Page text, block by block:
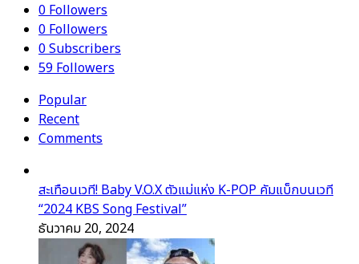
0Followers
0Followers
0Subscribers
59Followers
Popular
Recent
Comments
สะเทือนเวที! Baby V.O.X ตัวแม่แห่ง K-POP คัมแบ็กบนเวที
“2024 KBS Song Festival”
ธันวาคม 20, 2024